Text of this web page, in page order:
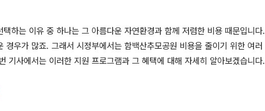
하는 이유 중 하나는 그 아름다운 자연환경과 함께 저렴한 비용 때문입니다.
경우가 많죠. 그래서 시정부에서는 함백산추모공원 비용을 줄이기 위한 여러
기사에서는 이러한 지원 프로그램과 그 혜택에 대해 자세히 알아보겠습니다.